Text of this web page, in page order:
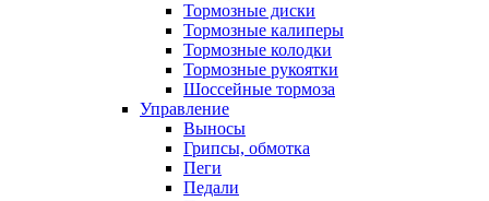
Тормозные диски
Тормозные калиперы
Тормозные колодки
Тормозные рукоятки
Шоссейные тормоза
Управление
Выносы
Грипсы, обмотка
Пеги
Педали